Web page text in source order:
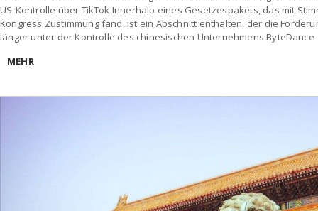
US-Kontrolle über TikTok Innerhalb eines Gesetzespakets, das mit
Kongress Zustimmung fand, ist ein Abschnitt enthalten, der die
länger unter der Kontrolle des chinesischen Unternehmens ByteDance
MEHR